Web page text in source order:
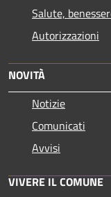
Salute,
Autorizzazioni
NOVITÀ
Notizie
Comunicati
Avvisi
VIVERE IL COMUNE